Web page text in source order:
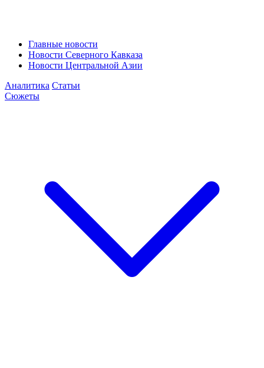
Главные новости
Новости Северного Кавказа
Новости Центральной Азии
Аналитика Статьи
Сюжеты